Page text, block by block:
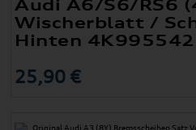
Audi A6/S6/RS6
Wischerblatt /
Hinten
25,90 €